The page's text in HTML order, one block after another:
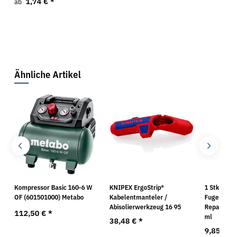
ab
Ähnliche Artikel
Kompressor Basic 160-6 W
OF (601501000) Metabo
112,50 € *
KNIPEX ErgoStrip®
Kabelentmanteler /
Abisolierwerkzeug 16 95
38,48 € *
1 Stk.
Repair
ml
9,85 €